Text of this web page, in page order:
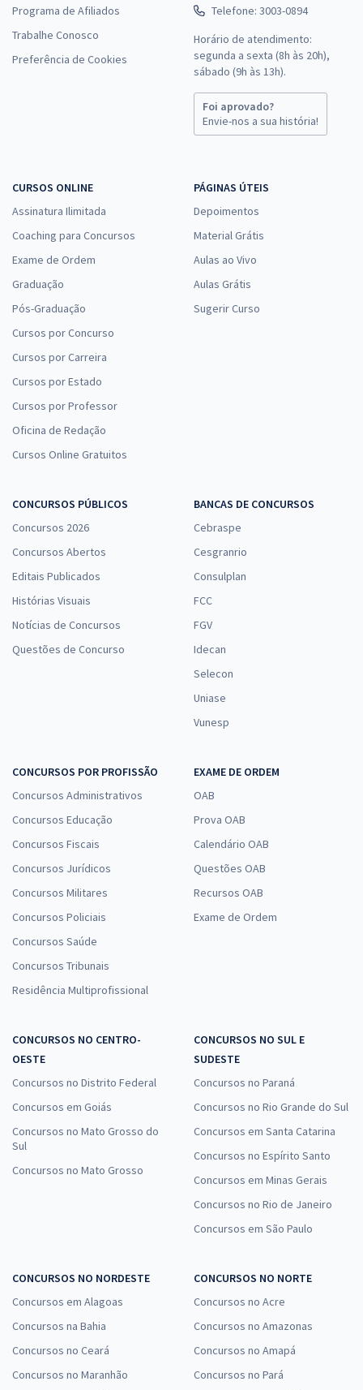
Programa de Afiliados
Trabalhe Conosco
Preferência de Cookies
Telefone: 3003-0894
Horário de atendimento:
segunda a sexta (8h às 20h),
sábado (9h às 13h).
Foi aprovado?
Envie-nos a sua história!
CURSOS ONLINE
Assinatura Ilimitada
Coaching para Concursos
Exame de Ordem
Graduação
Pós-Graduação
Cursos por Concurso
Cursos por Carreira
Cursos por Estado
Cursos por Professor
Oficina de Redação
Cursos Online Gratuitos
PÁGINAS ÚTEIS
Depoimentos
Material Grátis
Aulas ao Vivo
Aulas Grátis
Sugerir Curso
CONCURSOS PÚBLICOS
Concursos 2026
Concursos Abertos
Editais Publicados
Histórias Visuais
Notícias de Concursos
Questões de Concurso
BANCAS DE CONCURSOS
Cebraspe
Cesgranrio
Consulplan
FCC
FGV
Idecan
Selecon
Uniase
Vunesp
CONCURSOS POR PROFISSÃO
Concursos Administrativos
Concursos Educação
Concursos Fiscais
Concursos Jurídicos
Concursos Militares
Concursos Policiais
Concursos Saúde
Concursos Tribunais
Residência Multiprofissional
EXAME DE ORDEM
OAB
Prova OAB
Calendário OAB
Questões OAB
Recursos OAB
Exame de Ordem
CONCURSOS NO CENTRO-
OESTE
Concursos no Distrito Federal
Concursos em Goiás
Concursos no Mato Grosso do
Sul
Concursos no Mato Grosso
CONCURSOS NO SUL E
SUDESTE
Concursos no Paraná
Concursos no Rio Grande do Sul
Concursos em Santa Catarina
Concursos no Espírito Santo
Concursos em Minas Gerais
Concursos no Rio de Janeiro
Concursos em São Paulo
CONCURSOS NO NORDESTE
Concursos em Alagoas
Concursos na Bahia
Concursos no Ceará
Concursos no Maranhão
CONCURSOS NO NORTE
Concursos no Acre
Concursos no Amazonas
Concursos no Amapá
Concursos no Pará